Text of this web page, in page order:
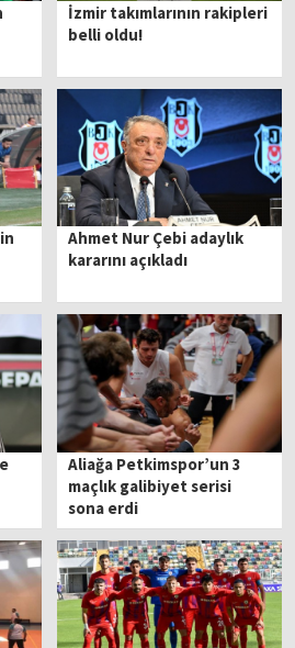
İzmir takımlarının rakipleri
belli oldu!
Ahmet Nur Çebi adaylık
kararını açıkladı
Aliağa Petkimspor’un 3
maçlık galibiyet serisi
sona erdi